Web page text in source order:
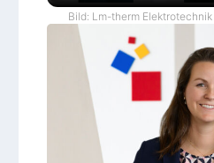
Bild: Lm-therm Elektrotechnik